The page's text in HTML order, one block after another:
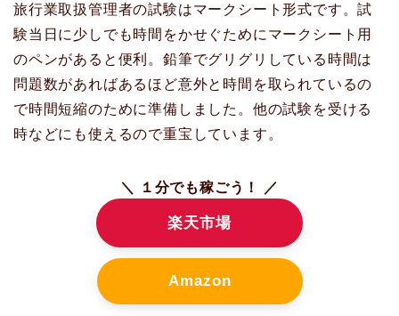
旅行業取扱管理者の試験はマークシート形式です。試
験当日に少しでも時間をかせぐためにマークシート用
のペンがあると便利。鉛筆でグリグリしている時間は
問題数があればあるほど意外と時間を取られているの
で時間短縮のために準備しました。他の試験を受ける
時などにも使えるので重宝しています。
＼ １分でも稼ごう！ ／
楽天市場
Amazon